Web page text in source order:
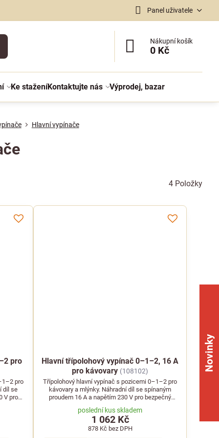
Panel uživatele
Nákupní košík
0 Kč
Ke staženíKontaktujte nás Výprodej, bazar
Hlavní vypínače
4 Položky
pro
pro
díl se
V pro
Hlavní třípolohový vypínač 0–1–2, 16 A
pro kávovary (108102)
Třípolohový hlavní vypínač s pozicemi 0–1–2 pro
kávovary a mlýnky. Náhradní díl se spínaným
proudem 16 A a napětím 230 V pro bezpečný
poslední kus skladem
1 062 Kč
878 Kč bez DPH
Novinky